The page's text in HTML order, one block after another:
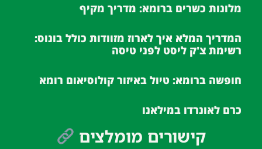
מלונות כשרים ברומא: מדריך מקיף
המדריך המלא איך לארוז מזוודות כולל בונוס:
רשימת צ'ק ליסט לפני טיסה
חופשה ברומא: טיול באיזור קולוסיאום רומא
כרם לאונרדו במילאנו
קישורים מומלצים